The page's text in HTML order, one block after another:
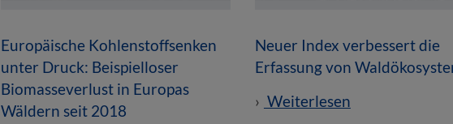
Europäische Kohlenstoffsenken
unter Druck: Beispielloser
Biomasseverlust in Europas
Wäldern seit 2018
Neuer Index verbessert die
Erfassung von
Weiterlesen